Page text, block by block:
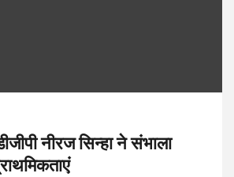
नीरज सिन्हा ने संभाला